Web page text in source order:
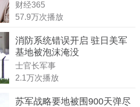
财经365
57.9万次播放
消防系统错误开启 驻日美军
基地被泡沫淹没
士官长军事
2.1万次播放
苏军战略要地被围900天弹尽